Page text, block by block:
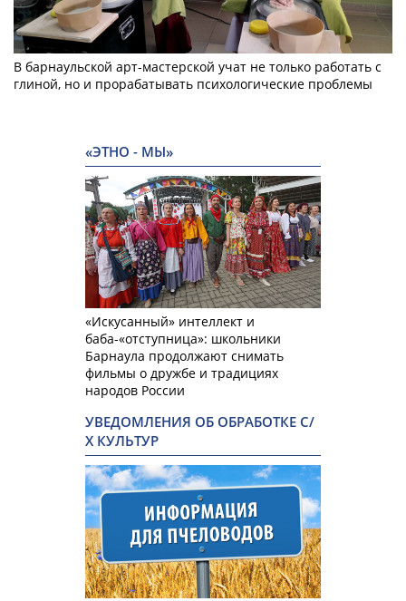
В барнаульской арт-мастерской учат не только работать с
глиной, но и прорабатывать психологические проблемы
«ЭТНО - МЫ»
«Искусанный» интеллект и
баба-«отступница»: школьники
Барнаула продолжают снимать
фильмы о дружбе и традициях
народов России
УВЕДОМЛЕНИЯ ОБ ОБРАБОТКЕ С/
Х КУЛЬТУР